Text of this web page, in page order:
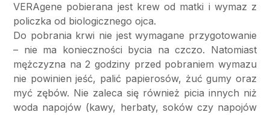
VERAgene pobierana jest krew od matki i wymaz z
policzka od biologicznego ojca.
Do pobrania krwi nie jest wymagane przygotowanie
– nie ma konieczności bycia na czczo. Natomiast
mężczyzna na 2 godziny przed pobraniem wymazu
nie powinien jeść, palić papierosów, żuć gumy oraz
myć zębów. Nie zaleca się również picia innych niż
woda napojów (kawy, herbaty, soków czy napojów